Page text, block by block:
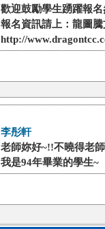
歡迎鼓勵學生踴躍報名
報名資訊請上：龍圖
http://
李彤軒
老師妳好~!!不曉得老
我是94年畢業的學生~